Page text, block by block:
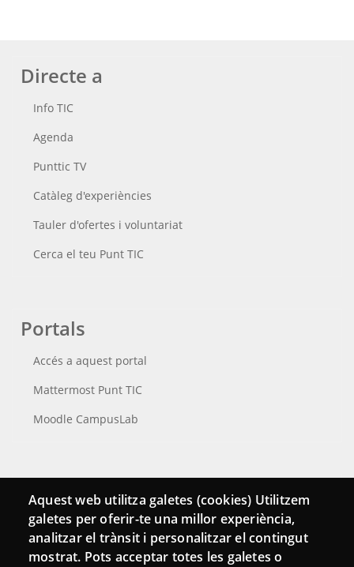
Directe a
Info TIC
Agenda
Punttic TV
Catàleg d'experiències
Tauler d'ofertes i voluntariat
Cerca el teu Punt TIC
Portals
Accés a aquest portal
Mattermost Punt TIC
Moodle CampusLab
Connecta
Bustia de contacte
Butlletins
Aquest web utilitza galetes (cookies) Utilitzem
galetes per oferir-te una millor experiència,
analitzar el trànsit i personalitzar el contingut
mostrat. Pots acceptar totes les galetes o